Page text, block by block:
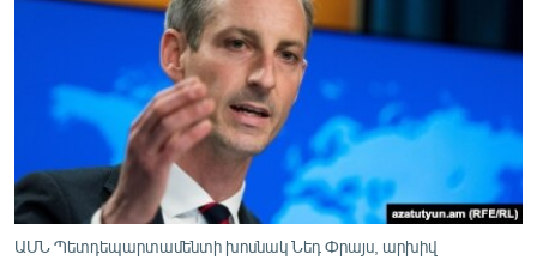
ՄԵԿՆԱԲԱՆՈՒԹՅՈՒՆ
ՏՏ ԵՒ ԻՆՏԵՐՆԵՏ
ԿՈՐՈՆԱՎԻՐՈՒՍ
ԱՐԽԻՎ
ԱՄՆ Պետդեպարտամենտի խոսնակ Նեդ Փրայս, արխիվ